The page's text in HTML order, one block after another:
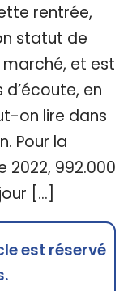
rentrée,
statut de
et est
en
on lire dans
Pour la
992.000
[…]
est réservé